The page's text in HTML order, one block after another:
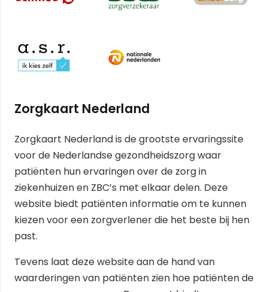
Zorgkaart Nederland
Zorgkaart Nederland is de grootste ervaringssite
voor de Nederlandse gezondheidszorg waar
patiënten hun ervaringen over de zorg in
ziekenhuizen en ZBC’s met elkaar delen. Deze
website biedt patiënten informatie om te kunnen
kiezen voor een zorgverlener die het beste bij hen
past.
Tevens laat deze website aan de hand van
waarderingen van patiënten zien hoe patiënten de